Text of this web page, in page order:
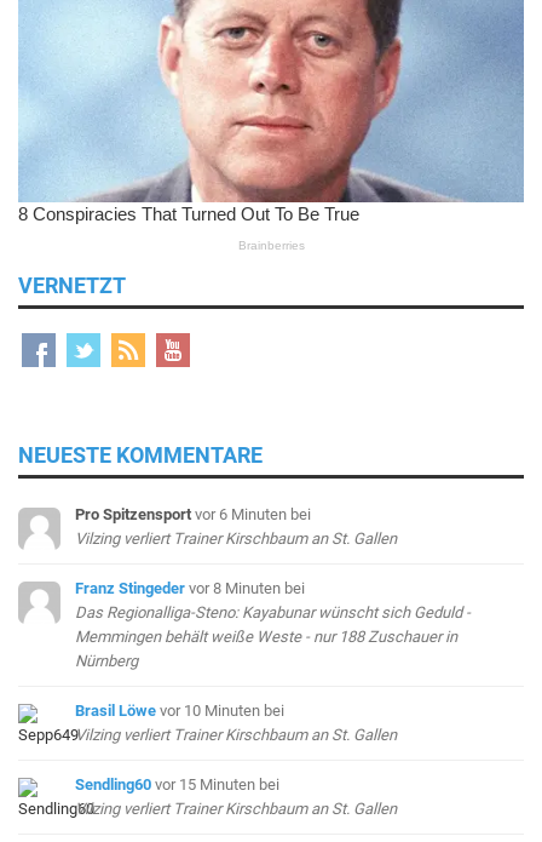
VERNETZT
NEUESTE KOMMENTARE
Pro Spitzensport vor 6 Minuten bei
Vilzing verliert Trainer Kirschbaum an St. Gallen
Franz Stingeder vor 8 Minuten bei
Das Regionalliga-Steno: Kayabunar wünscht sich Geduld -
Memmingen behält weiße Weste - nur 188 Zuschauer in
Nürnberg
Brasil Löwe vor 10 Minuten bei
Vilzing verliert Trainer Kirschbaum an St. Gallen
Sendling60 vor 15 Minuten bei
Vilzing verliert Trainer Kirschbaum an St. Gallen